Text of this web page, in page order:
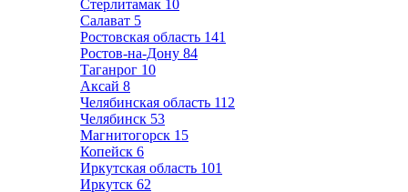
Стерлитамак 10
Салават 5
Ростовская область 141
Ростов-на-Дону 84
Таганрог 10
Аксай 8
Челябинская область 112
Челябинск 53
Магнитогорск 15
Копейск 6
Иркутская область 101
Иркутск 62